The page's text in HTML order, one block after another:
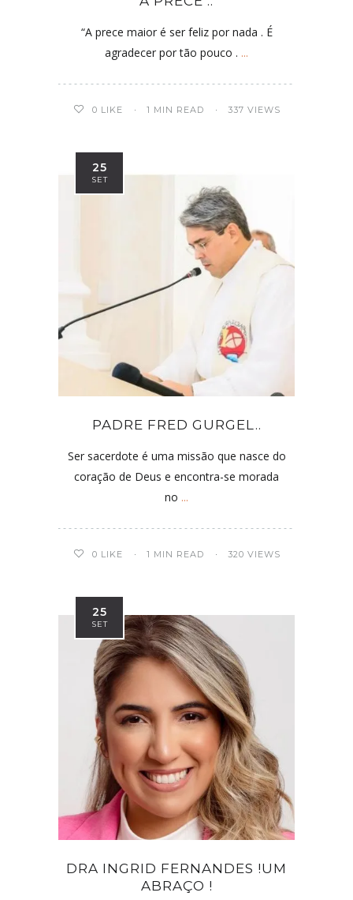
“A prece maior é ser feliz por nada . É
agradecer por tão pouco . ...
0 LIKE 1 MIN READ 337 VIEWS
25
SET
PADRE FRED GURGEL..
Ser sacerdote é uma missão que nasce do
coração de Deus e encontra-se morada
no ...
0 LIKE 1 MIN READ 320 VIEWS
25
SET
DRA INGRID FERNANDES !UM
ABRAÇO !